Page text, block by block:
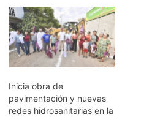
Inicia obra de
pavimentación y nuevas
redes hidrosanitarias en la